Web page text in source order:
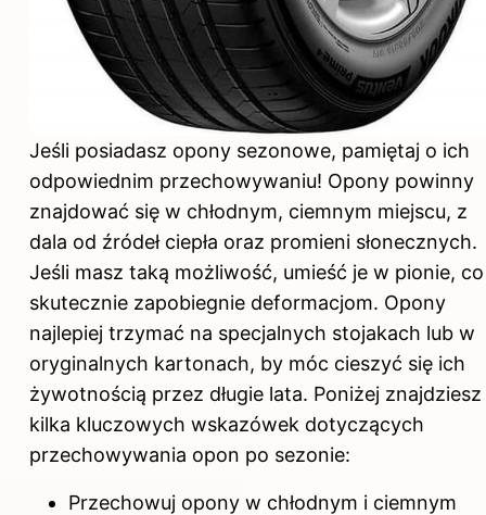
Jeśli posiadasz opony sezonowe, pamiętaj o ich
odpowiednim przechowywaniu! Opony powinny
znajdować się w chłodnym, ciemnym miejscu, z
dala od źródeł ciepła oraz promieni słonecznych.
Jeśli masz taką możliwość, umieść je w pionie, co
skutecznie zapobiegnie deformacjom. Opony
najlepiej trzymać na specjalnych stojakach lub w
oryginalnych kartonach, by móc cieszyć się ich
żywotnością przez długie lata. Poniżej znajdziesz
kilka kluczowych wskazówek dotyczących
przechowywania opon po sezonie:
Przechowuj opony w chłodnym i ciemnym